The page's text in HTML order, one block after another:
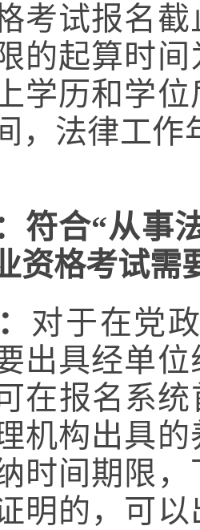
考试报名
的起算时
学历和学
，法律工作
符合“从事
资格考试需
对于在党
出具经单
在报名系
机构出具
时间期限
明的，可